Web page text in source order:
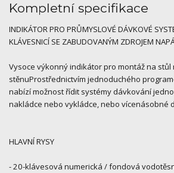
Kompletní specifikace
INDIKÁTOR PRO PRŮMYSLOVÉ DÁVKOVÉ
KLÁVESNICÍ SE ZABUDOVANÝM ZDROJEM
Vysoce výkonný indikátor pro montáž na stůl
stěnuProstřednictvím jednoduchého
nabízí možnost řídit systémy dávkování
nakládce nebo vykládce, nebo vícenásobné
HLAVNÍ RYSY
- 20-klávesová numerická / fondová